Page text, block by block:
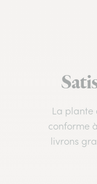
La plante
conforme
livrons